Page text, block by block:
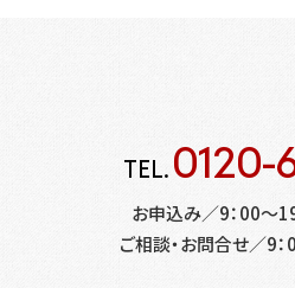
TEL.0120-
お申込み／9：00～19
ご相談・お問合せ／9：